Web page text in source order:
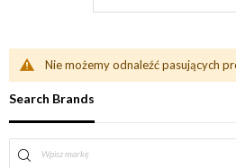
Nie możemy odnaleźć pasujących
Search Brands